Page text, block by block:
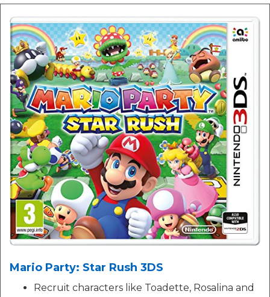
Mario Party: Star Rush 3DS
Recruit characters like Toadette, Rosalina and